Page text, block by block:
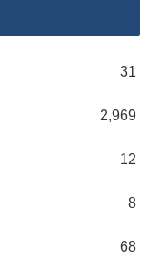
31
2,969
12
8
68